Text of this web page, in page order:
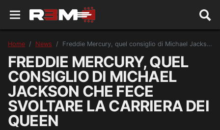
Home News Freddie Mercury, quel consiglio di Michael Jackson che fece svoltare la carriera dei Queen
FREDDIE MERCURY, QUEL
CONSIGLIO DI MICHAEL
JACKSON CHE FECE
SVOLTARE LA CARRIERA DEI
QUEEN